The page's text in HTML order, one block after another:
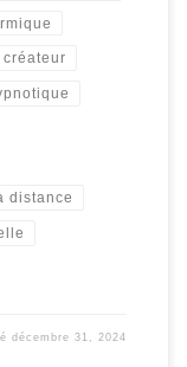
distance
décembre 31, 2024